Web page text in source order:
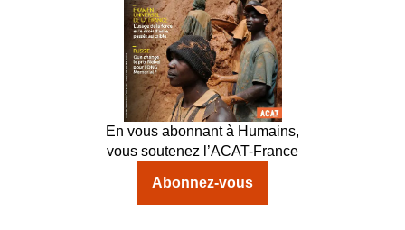
En vous abonnant à Humains,
vous soutenez l’ACAT-France
Abonnez-vous